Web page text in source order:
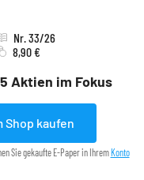
Aktien im Fokus
Nr. 33/26
8,90 €
Shop kaufen
Sie gekaufte E-Paper in Ihrem Konto